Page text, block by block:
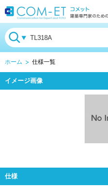
ホーム 仕様一覧
イメージ画像
仕様